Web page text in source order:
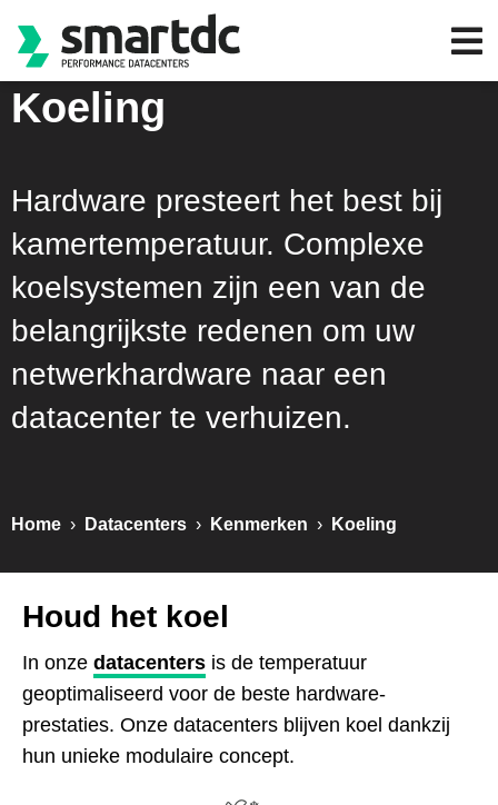
Koeling
Hardware presteert het best bij
kamertemperatuur. Complexe
koelsystemen zijn een van de
belangrijkste redenen om uw
netwerkhardware naar een
datacenter te verhuizen.
Home › Datacenters › Kenmerken › Koeling
Houd het koel
In onze datacenters is de temperatuur
geoptimaliseerd voor de beste hardware-
prestaties. Onze datacenters blijven koel dankzij
hun unieke modulaire concept.